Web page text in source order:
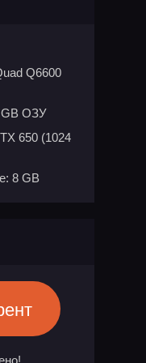
Q6600
GB ОЗУ
650 (1024
8 GB